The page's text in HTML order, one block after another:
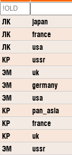
ЛК japan
ЛК
france
ЛК
usa
КР
ussr
ЭМ
uk
ЭМ
germany
ЭМ
usa
КР
pan_asia
КР
france
КР
uk
ЭМ
ussr